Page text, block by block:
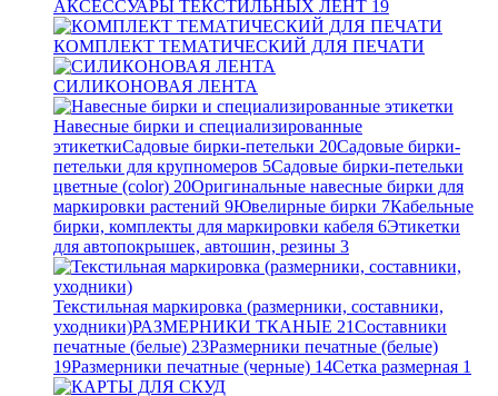
АКСЕССУАРЫ ТЕКСТИЛЬНЫХ ЛЕНТ 19
КОМПЛЕКТ ТЕМАТИЧЕСКИЙ ДЛЯ ПЕЧАТИ
СИЛИКОНОВАЯ ЛЕНТА
Навесные бирки и специализированные
этикеткиСадовые бирки-петельки 20Садовые бирки-
петельки для крупномеров 5Садовые бирки-петельки
цветные (color) 20Оригинальные навесные бирки для
маркировки растений 9Ювелирные бирки 7Кабельные
бирки, комплекты для маркировки кабеля 6Этикетки
для автопокрышек, автошин, резины 3
Текстильная маркировка (размерники, составники,
уходники)РАЗМЕРНИКИ ТКАНЫЕ 21Составники
печатные (белые) 23Размерники печатные (белые)
19Размерники печатные (черные) 14Сетка размерная 1